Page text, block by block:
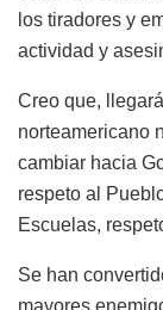
los tiradores y
actividad y
Creo que,
norteamericano
cambiar hacia
respeto al
Escuelas,
Se han
mayores